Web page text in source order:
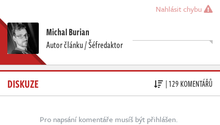
Nahlásit chybu
Michal Burian
Autor článku / Šéfredaktor
DISKUZE | 129 KOMENTÁŘŮ
Pro napsání komentáře musíš být přihlášen.